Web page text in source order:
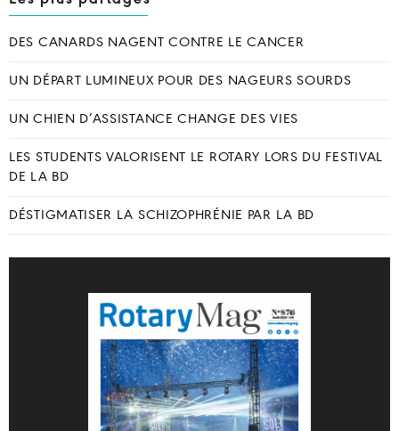
DES CANARDS NAGENT CONTRE LE CANCER
UN DÉPART LUMINEUX POUR DES NAGEURS SOURDS
UN CHIEN D’ASSISTANCE CHANGE DES VIES
LES STUDENTS VALORISENT LE ROTARY LORS DU FESTIVAL
DE LA BD
DÉSTIGMATISER LA SCHIZOPHRÉNIE PAR LA BD